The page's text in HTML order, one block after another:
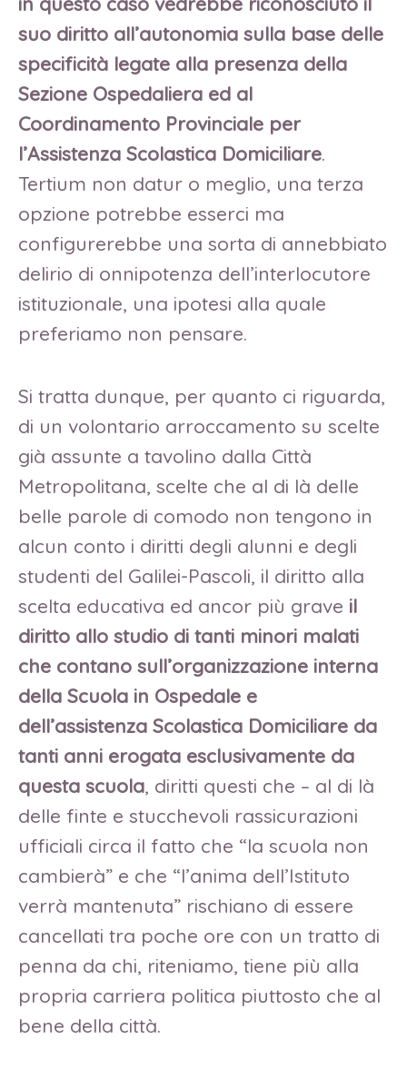
suo diritto all’autonomia sulla base delle
specificità legate alla presenza della
Sezione Ospedaliera ed al
Coordinamento Provinciale per
l’Assistenza Scolastica Domiciliare.
Tertium non datur o meglio, una terza
opzione potrebbe esserci ma
configurerebbe una sorta di annebbiato
delirio di onnipotenza dell’interlocutore
istituzionale, una ipotesi alla quale
preferiamo non pensare.
Si tratta dunque, per quanto ci riguarda,
di un volontario arroccamento su scelte
già assunte a tavolino dalla Città
Metropolitana, scelte che al di là delle
belle parole di comodo non tengono in
alcun conto i diritti degli alunni e degli
studenti del Galilei-Pascoli, il diritto alla
scelta educativa ed ancor più grave il
diritto allo studio di tanti minori malati
che contano sull’organizzazione interna
della Scuola in Ospedale e
dell’assistenza Scolastica Domiciliare da
tanti anni erogata esclusivamente da
questa scuola, diritti questi che – al di là
delle finte e stucchevoli rassicurazioni
ufficiali circa il fatto che “la scuola non
cambierà” e che “l’anima dell’Istituto
verrà mantenuta” rischiano di essere
cancellati tra poche ore con un tratto di
penna da chi, riteniamo, tiene più alla
propria carriera politica piuttosto che al
bene della città.